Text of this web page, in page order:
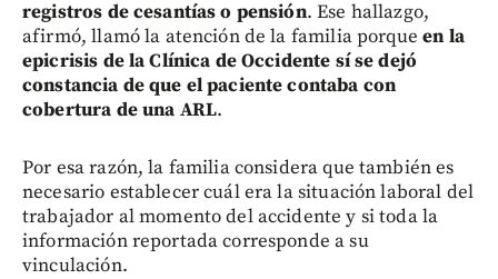
registros de cesantías o pensión. Ese hallazgo,
afirmó, llamó la atención de la familia porqueen la
epicrisis de la Clínica de Occidente sí se dejó
constancia de que el paciente contaba con
cobertura de una ARL.
Por esa razón, la familia considera que también es
necesario establecer cuál era la situación laboral del
trabajador al momento del accidente y si toda la
información reportada corresponde a su
vinculación.